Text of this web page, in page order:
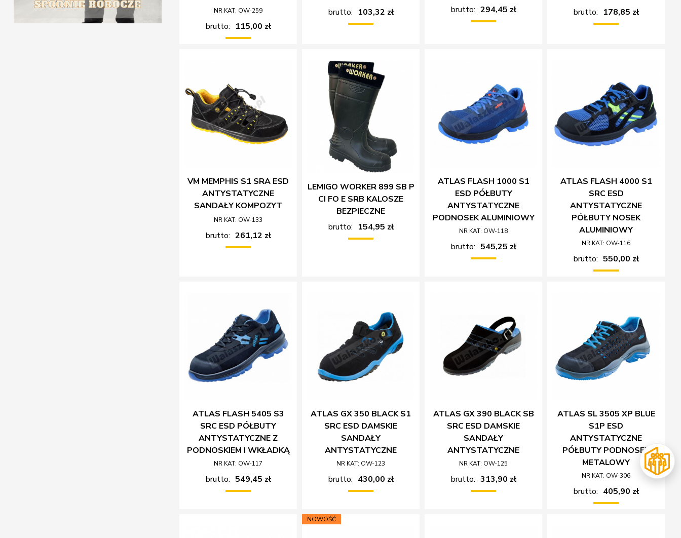
NR KAT: OW-259
brutto: 115,00 zł
brutto: 103,32 zł
brutto: 294,45 zł brutto: 178,85 zł
VM MEMPHIS S1 SRA ESD
ANTYSTATYCZNE
SANDAŁY KOMPOZYT
NR KAT: OW-133
brutto: 261,12 zł
LEMIGO WORKER 899 SB P
CI FO E SRB KALOSZE
BEZPIECZNE
brutto: 154,95 zł
ATLAS FLASH 1000 S1
ESD PÓŁBUTY
ANTYSTATYCZNE
PODNOSEK ALUMINIOWY
NR KAT: OW-118
brutto: 545,25 zł
ATLAS FLASH 4000 S1
SRC ESD
ANTYSTATYCZNE
PÓŁBUTY NOSEK
ALUMINIOWY
NR KAT: OW-116
brutto: 550,00 zł
ATLAS FLASH 5405 S3
SRC ESD PÓŁBUTY
ANTYSTATYCZNE Z
PODNOSKIEM I WKŁADKĄ
NR KAT: OW-117
brutto: 549,45 zł
ATLAS GX 350 BLACK S1
SRC ESD DAMSKIE
SANDAŁY
ANTYSTATYCZNE
NR KAT: OW-123
brutto: 430,00 zł
ATLAS GX 390 BLACK SB
SRC ESD DAMSKIE
SANDAŁY
ANTYSTATYCZNE
NR KAT: OW-125
brutto: 313,90 zł
ATLAS SL 3505 XP BLUE
S1P ESD
ANTYSTATYCZNE
PÓŁBUTY PODNOSEK
METALOWY
NR KAT: OW-306
brutto: 405,90 zł
NOWOŚĆ